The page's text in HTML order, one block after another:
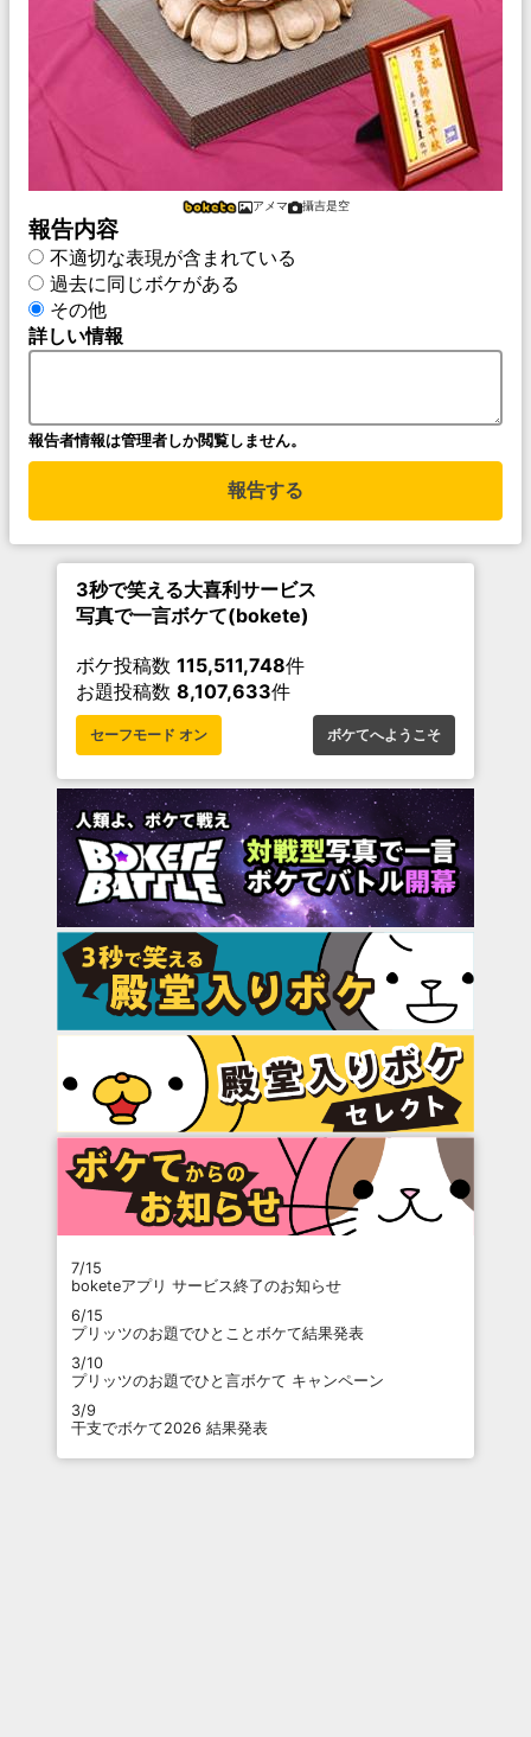
アメマ 攝吉是空
報告内容
不適切な表現が含まれている
過去に同じボケがある
その他
詳しい情報
報告者情報は管理者しか閲覧しません。
報告する
3秒で笑える大喜利サービス
写真で一言ボケて(bokete)
ボケ投稿数 115,511,748件
お題投稿数 8,107,633件
セーフモード オン ボケてへようこそ
7/15
boketeアプリ サービス終了のお知らせ
6/15
プリッツのお題でひとことボケて結果発表
3/10
プリッツのお題でひと言ボケて キャンペーン
3/9
干支でボケて2026 結果発表